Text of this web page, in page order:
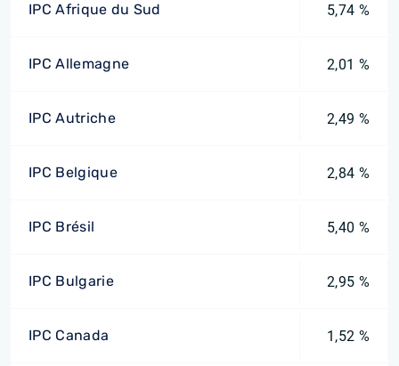
IPC Afrique du Sud 5,74 %
IPC Allemagne 2,01 %
IPC Autriche 2,49 %
IPC Belgique 2,84 %
IPC Brésil 5,40 %
IPC Bulgarie 2,95 %
IPC Canada 1,52 %